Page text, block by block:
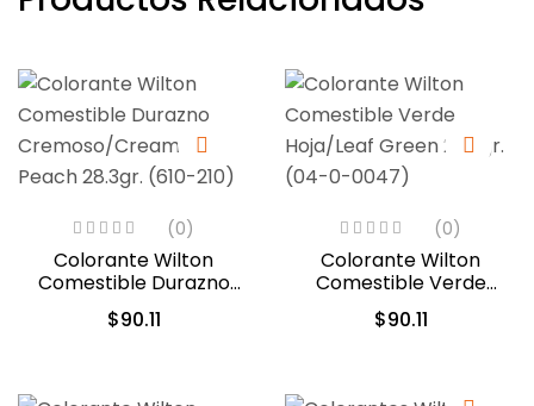
(0)
Colorante Wilton
Comestible Durazno
Cremoso/Creamy
Peach 28.3gr. (610-210)
$90.11
(0)
Colorante Wilton
Comestible Verde
Hoja/Leaf Green 28.3gr.
(04-0-0047)
$90.11